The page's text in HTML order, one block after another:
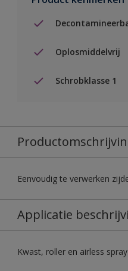
Oplosmiddelvrij
Schrobklasse 1
Eenvoudig te verwerken
Applicatie
Kwast, roller en airless spray